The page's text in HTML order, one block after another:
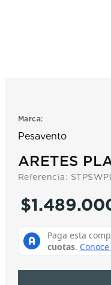
Marca:
Pesavento
ARETES
Referencia:
$1.489.